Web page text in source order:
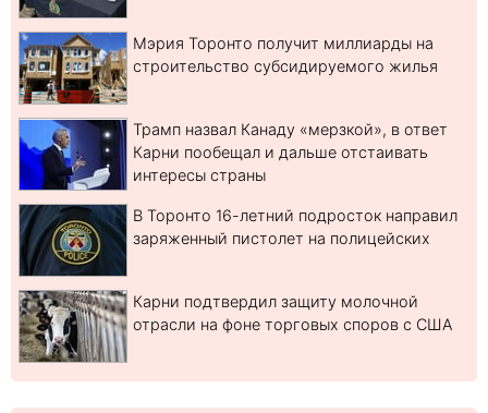
Мэрия Торонто получит миллиарды на
строительство субсидируемого жилья
Трамп назвал Канаду «мерзкой», в ответ
Карни пообещал и дальше отстаивать
интересы страны
В Торонто 16-летний подросток направил
заряженный пистолет на полицейских
Карни подтвердил защиту молочной
отрасли на фоне торговых споров с США